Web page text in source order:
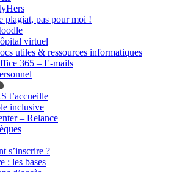
plagiat, pas pour moi !
virtuel
utiles & ressources informatiques
365 – E-mails
t’accueille
inclusive
– Relance
s’inscrire ?
: les bases